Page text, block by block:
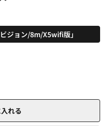
ジョン/8m/X5wifi版」
れる